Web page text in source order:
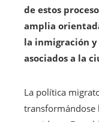
de estos
amplia
la inmigración y
asociados a la
La política
transformándose